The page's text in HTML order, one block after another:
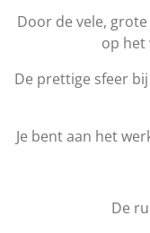
Door de vele,
op het
De prettige sfeer
Je bent aan het
De